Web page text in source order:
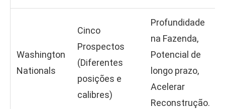
Washington
Nationals
Cinco
Prospectos
(Diferentes
posições e
calibres)
Profundidade
na Fazenda,
Potencial de
longo prazo,
Acelerar
Reconstrução.